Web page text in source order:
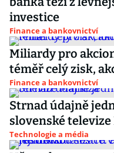
investice
Finance a bankovnictví
Miliardy pro
téměř celý zisk,
Finance a bankovnictví
Strnad údajně
slovenské
Technologie a média